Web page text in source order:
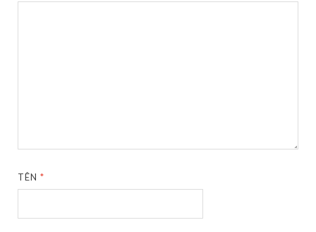
TÊN*